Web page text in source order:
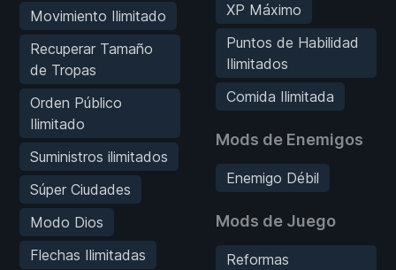
Movimiento Ilimitado
Recuperar Tamaño
de Tropas
Orden Público
Ilimitado
Suministros ilimitados
Súper Ciudades
Modo Dios
Flechas Ilimitadas
XP Máximo
Puntos de Habilidad
Ilimitados
Comida Ilimitada
Mods de Enemigos
Enemigo Débil
Mods de Juego
Reformas